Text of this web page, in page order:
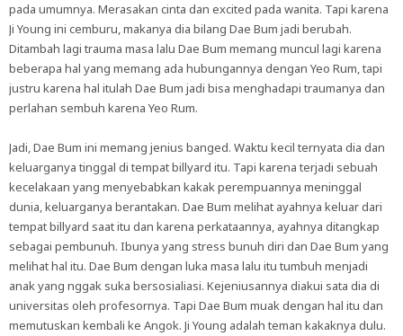
pada umumnya. Merasakan cinta dan excited pada wanita. Tapi karena
Ji Young ini cemburu, makanya dia bilang Dae Bum jadi berubah.
Ditambah lagi trauma masa lalu Dae Bum memang muncul lagi karena
beberapa hal yang memang ada hubungannya dengan Yeo Rum, tapi
justru karena hal itulah Dae Bum jadi bisa menghadapi traumanya dan
perlahan sembuh karena Yeo Rum.
Jadi, Dae Bum ini memang jenius banged. Waktu kecil ternyata dia dan
keluarganya tinggal di tempat billyard itu. Tapi karena terjadi sebuah
kecelakaan yang menyebabkan kakak perempuannya meninggal
dunia, keluarganya berantakan. Dae Bum melihat ayahnya keluar dari
tempat billyard saat itu dan karena perkataannya, ayahnya ditangkap
sebagai pembunuh. Ibunya yang stress bunuh diri dan Dae Bum yang
melihat hal itu. Dae Bum dengan luka masa lalu itu tumbuh menjadi
anak yang nggak suka bersosialiasi. Kejeniusannya diakui sata dia di
universitas oleh profesornya. Tapi Dae Bum muak dengan hal itu dan
memutuskan kembali ke Angok. Ji Young adalah teman kakaknya dulu.